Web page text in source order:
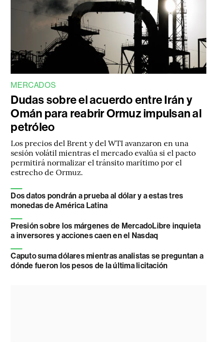
MERCADOS
Dudas sobre el acuerdo entre Irán y
Omán para reabrir Ormuz impulsan al
petróleo
Los precios del Brent y del WTI avanzaron en una
sesión volátil mientras el mercado evalúa si el pacto
permitirá normalizar el tránsito marítimo por el
estrecho de Ormuz.
Dos datos pondrán a prueba al dólar y a estas tres
monedas de América Latina
Presión sobre los márgenes de MercadoLibre inquieta
a inversores y acciones caen en el Nasdaq
Caputo suma dólares mientras analistas se preguntan a
dónde fueron los pesos de la última licitación